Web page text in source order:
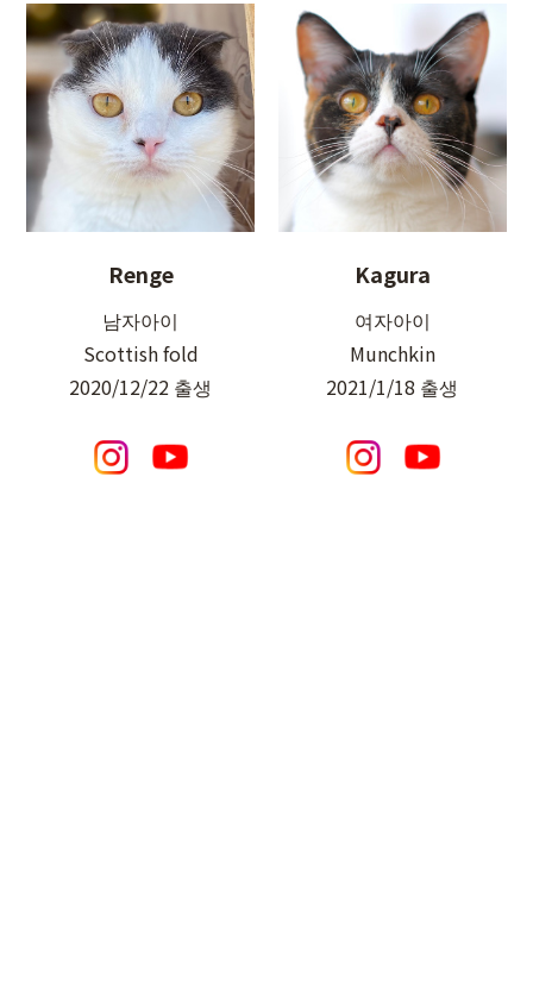
Renge
남자아이
Scottish fold
2020/12/22 출생
Kagura
여자아이
Munchkin
2021/1/18 출생